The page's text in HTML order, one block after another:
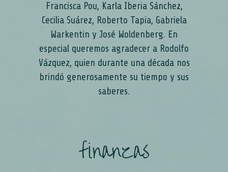
Francisca Pou, Karla Iberia Sánchez,
Cecilia Suárez, Roberto Tapia, Gabriela
Warkentin y José Woldenberg. En
especial queremos agradecer a Rodolfo
Vázquez, quien durante una década nos
brindó generosamente su tiempo y sus
saberes.
finanzas